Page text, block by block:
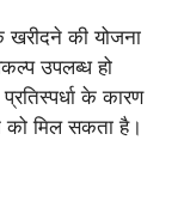
खरीदने की योजना
उपलब्ध हो
के कारण
मिल सकता है।